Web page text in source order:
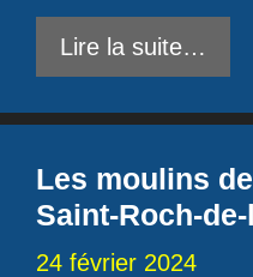
Lire la suite…
Les moulins
Saint-Roch-
24 février 2024